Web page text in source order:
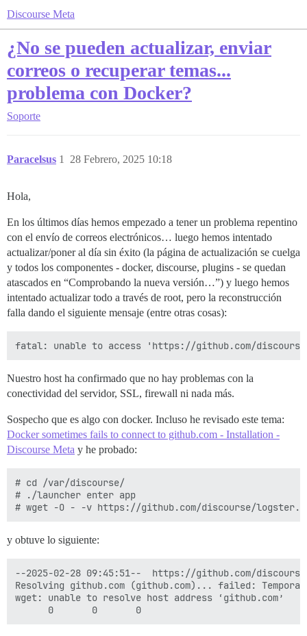
Discourse Meta
¿No se pueden actualizar, enviar
correos o recuperar temas...
problema con Docker?
Soporte
Paracelsus 28 Febrero, 2025 10:18
1
Hola,
En los últimos días hemos empezado a tener un problema repentino
con el envío de correos electrónicos… luego hemos intentado
actualizar/poner al día sin éxito (la página de actualización se cuelga
y todos los componentes - docker, discourse, plugins - se quedan
atascados en “Comprobando la nueva versión…”) y luego hemos
intentado actualizar todo a través de root, pero la reconstrucción
falla dando el siguiente mensaje (entre otras cosas):
Nuestro host ha confirmado que no hay problemas con la
conectividad del servidor, SSL, firewall ni nada más.
Sospecho que es algo con docker. Incluso he revisado este tema:
Docker sometimes fails to connect to github.com - Installation -
Discourse Meta y he probado:
# cd /var/discourse/
# ./launcher enter app
y obtuve lo siguiente:
--2025-02-28 09:45:51--  https://github.com/
Resolving github.com (github.com)... failed:
wget: unable to resolve host address ‘github.com’